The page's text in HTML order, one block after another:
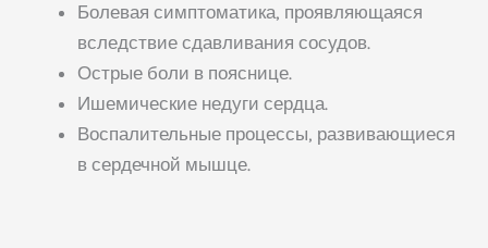
Болевая симптоматика, проявляющаяся
вследствие сдавливания сосудов.
Острые боли в пояснице.
Ишемические недуги сердца.
Воспалительные процессы, развивающиеся
в сердечной мышце.